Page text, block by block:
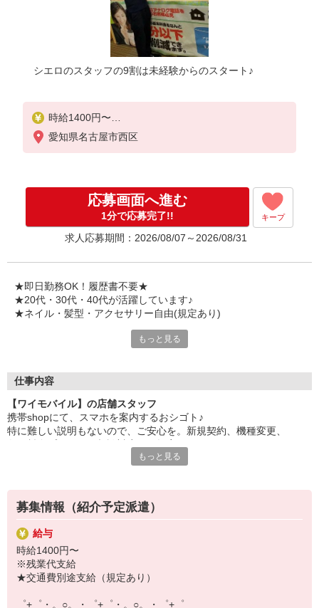
シエロのスタッフの9割は未経験からのスタート♪
時給1400円〜
※残業代支給
★交通費別途支給（規定あり）
入社祝い金10万円支給(規定有)
お友達を紹介頂くと,
インセンティブ支給(規定有)
゜・。○。・゜+゜・。○。・゜+゜
愛知県名古屋市西区
応募画面へ進む
1分で応募完了!! キープ
求人応募期間：2026/08/07～2026/08/31
★即日勤務OK！履歴書不要★
★20代・30代・40代が活躍しています♪
★ネイル・髪型・アクセサリー自由(規定あり)
各キャリアの新機種が特別価格で購入OK！！
特別割引価格でご利用可能☆
お得に過ごしたいあなたの味方です♪
【選べるお仕事いろいろ】
事務、経理、データ入力、コールセンター、受付
▼工場・製造・軽作業系
機械/食品製造・梱包・仕分け・加工・組立・検査
▼美容系
眉毛サロンのアイブロウ・ネイリスト・エステ
▼営業・販売
法人営業・アパレル販売・個別指導塾・人材紹介
▼人気案件も多数♪
短期・期間限定・オープニング・官公庁案件
もっと見る
仕事内容
【ワイモバイル】の店舗スタッフ
携帯shopにて、スマホを案内するおシゴト♪
特に難しい説明もないので、ご安心を。新規契約、機種変更、
満足度◎
■携帯やインターネット販売業務
docomo(ドコモ)/au(エーユー)・KDDI/softbank(ソフトバンク)など
の大手キャリアから
ワイモバイル(Y!mobille)、楽天モバイル、UQなど格安スマホまで幅
広く紹介可能♪
もっと見る
募集情報（紹介予定派遣）
給与
時給1400円〜
※残業代支給
★交通費別途支給（規定あり）
゜+゜・。○。・゜+゜・。○。・゜+゜